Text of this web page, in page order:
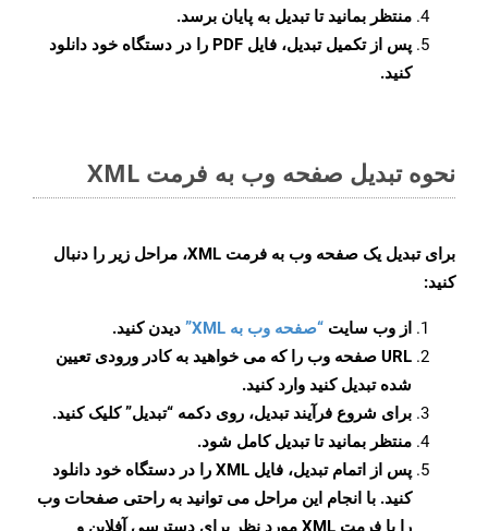
منتظر بمانید تا تبدیل به پایان برسد.
پس از تکمیل تبدیل، فایل PDF را در دستگاه خود دانلود
کنید.
نحوه تبدیل صفحه وب به فرمت XML
برای تبدیل یک صفحه وب به فرمت XML، مراحل زیر را دنبال
کنید:
از وب سایت “صفحه وب به XML”
دیدن کنید.
URL صفحه وب را که می خواهید به کادر ورودی تعیین
شده تبدیل کنید وارد کنید.
برای شروع فرآیند تبدیل، روی دکمه “تبدیل” کلیک کنید.
منتظر بمانید تا تبدیل کامل شود.
پس از اتمام تبدیل، فایل XML را در دستگاه خود دانلود
کنید. با انجام این مراحل می توانید به راحتی صفحات وب
را با فرمت XML مورد نظر برای دسترسی آفلاین و